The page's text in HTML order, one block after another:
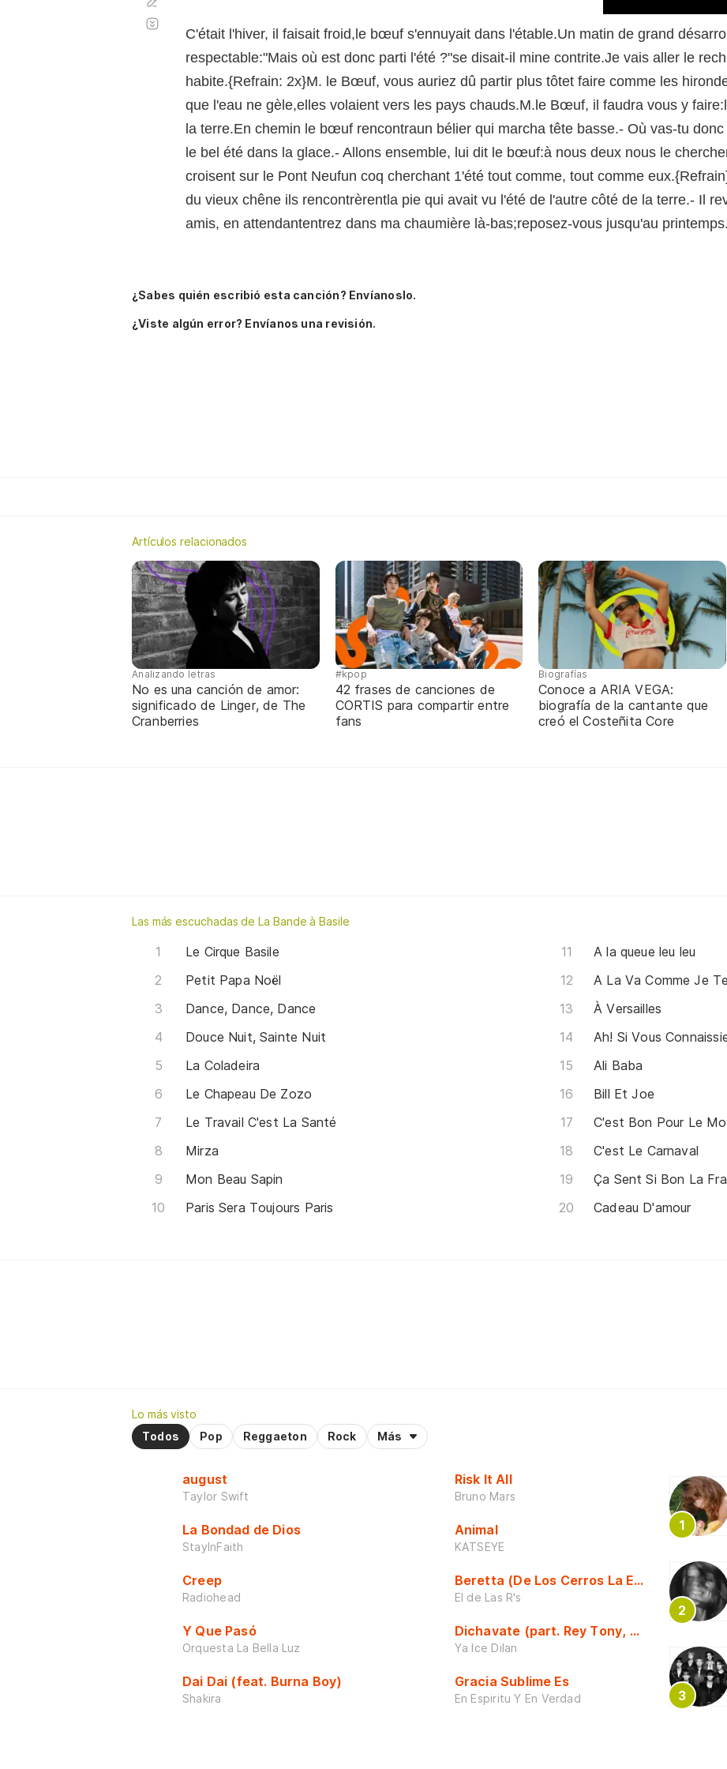
C'était l'hiver, il faisait froid,le bœuf s'ennuyait dans l'étable.Un matin de grand
respectable:"Mais où est donc parti l'été ?"se disait-il mine contrite.Je vais aller le
habite.{Refrain: 2x}M. le Bœuf, vous auriez dû partir plus tôtet faire comme les
que l'eau ne gèle,elles volaient vers les pays chauds.M.le Bœuf, il faudra vous y
la terre.En chemin le bœuf rencontraun bélier qui marcha tête basse.- Où vas-tu
le bel été dans la glace.- Allons ensemble, lui dit le bœuf:à nous deux nous le
croisent sur le Pont Neufun coq cherchant 1'été tout comme, tout comme
du vieux chêne ils rencontrèrentla pie qui avait vu l'été de l'autre côté de la terre.- Il
amis, en attendantentrez dans ma chaumière là-bas;reposez-vous jusqu'au
automático
¿Sabes quién escribió esta canción? Envíanoslo.
¿Viste algún error? Envíanos una revisión.
Artículos relacionados
Analizando letras
No es una canción de amor:
significado de Linger, de The
Cranberries
#kpop
42 frases de canciones de
CORTIS para compartir entre
fans
Biografías
Conoce a ARIA VEGA:
biografía de la cantante que
creó el Costeñita Core
Las más escuchadas de La Bande à Basile
Le Cirque Basile
Petit Papa Noël
Dance, Dance, Dance
Douce Nuit, Sainte Nuit
La Coladeira
Le Chapeau De Zozo
Le Travail C'est La Santé
Mirza
Mon Beau Sapin
Paris Sera Toujours Paris
A la queue leu leu
A La Va Comme Je
À Versailles
Ah! Si Vous
Ali Baba
Bill Et Joe
C'est Bon Pour Le
C'est Le Carnaval
Ça Sent Si Bon La
Cadeau D'amour
Lo más visto
Todos
Pop Reggaeton Rock Más
august
Taylor Swift
La Bondad de Dios
StayInFaith
Creep
Radiohead
Y Que Pasó
Orquesta La Bella Luz
Dai Dai (feat. Burna Boy)
Shakira
Risk It All
Bruno Mars
Animal
KATSEYE
Beretta (De Los Cerros La Escuela)
El de Las R's
Dichavate (part. Rey Tony, Dj Honda y
Ya Ice Dilan
Gracia Sublime Es
En Espiritu Y En Verdad